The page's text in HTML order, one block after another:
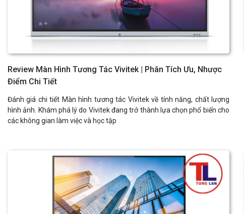
Review Màn Hình Tương Tác Vivitek | Phân Tích Ưu, Nhược
Điểm Chi Tiết
Đánh giá chi tiết Màn hình tương tác Vivitek về tính năng, chất lượng
hình ảnh. Khám phá lý do Vivitek đang trở thành lựa chọn phổ biến cho
các không gian làm việc và học tập